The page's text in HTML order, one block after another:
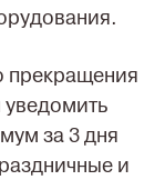
прекращения
за 3 дня
и